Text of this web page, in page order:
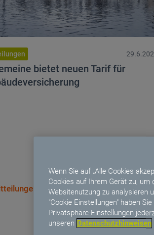
bietet neuen Tarif für
bietet neuen Tarif für
Pressemitteilungen
Wenn Sie auf „Alle Cookies
Cookies auf Ihrem Gerät zu, um
Websitenutzung zu analysieren
"Cookie Einstellungen" haben
Privatsphäre-Einstellungen
unseren Datenschutzhinweisen